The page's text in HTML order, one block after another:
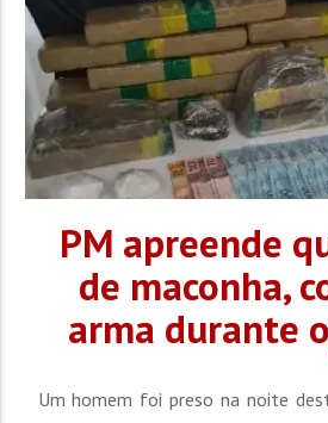
PM apreende
de maconha,
arma durante
Um homem foi preso na noite